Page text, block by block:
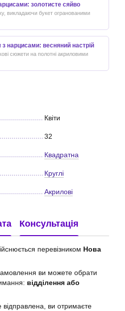
золотисте сяйво
викладаючи букет огранованими
нарцисами: весняний настрій
сюжети на полотні акриловими
Квіти
32
Квадратна
Круглі
Акрилові
Консультація
перевізником Нова
ви можете обрати
відділення або
відправлена, ви отримаєте